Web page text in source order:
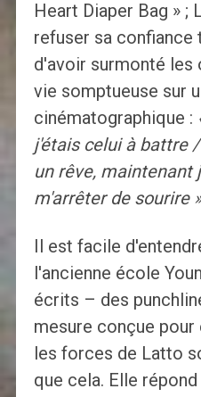
Heart Diaper Bag » ;
refuser sa confiance
d'avoir surmonté les
vie somptueuse sur
cinématographique :
j'étais celui à battre
un rêve, maintenant
m'arrêter de sourire »
Il est facile
l'ancienne école
écrits – des
mesure conçue
les forces de Latto
que cela. Elle